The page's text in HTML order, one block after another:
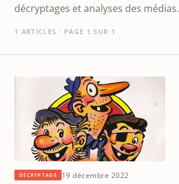
décryptages et analyses des médias.
1 ARTICLES · PAGE 1 SUR 1
DÉCRYPTAGE 19 décembre 2022